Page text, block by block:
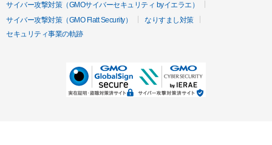
サイバー攻撃対策（GMOサイバーセキュリティ byイエラエ）
サイバー攻撃対策（GMO Flatt Security）
なりすまし対策
セキュリティ事業の軌跡